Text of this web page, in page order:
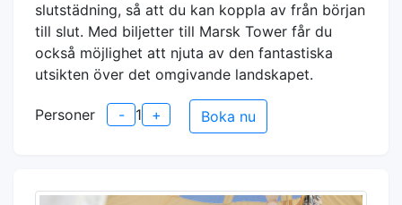
slutstädning, så att du kan koppla av från början
till slut. Med biljetter till Marsk Tower får du
också möjlighet att njuta av den fantastiska
utsikten över det omgivande landskapet.
Personer - 1 + Boka nu